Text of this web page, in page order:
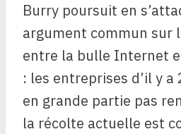
Burry poursuit en
argument commun sur
entre la bulle Internet
: les entreprises d’il y a
en grande partie pas
la récolte actuelle est